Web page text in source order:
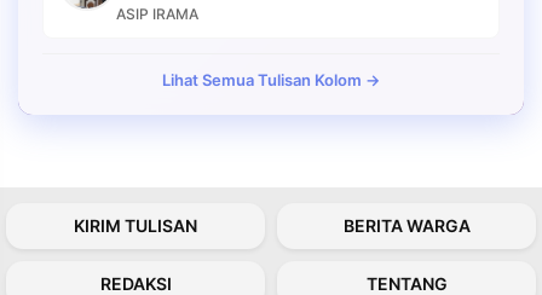
ASIP IRAMA
Lihat Semua Tulisan Kolom →
KIRIM TULISAN BERITA WARGA
REDAKSI TENTANG